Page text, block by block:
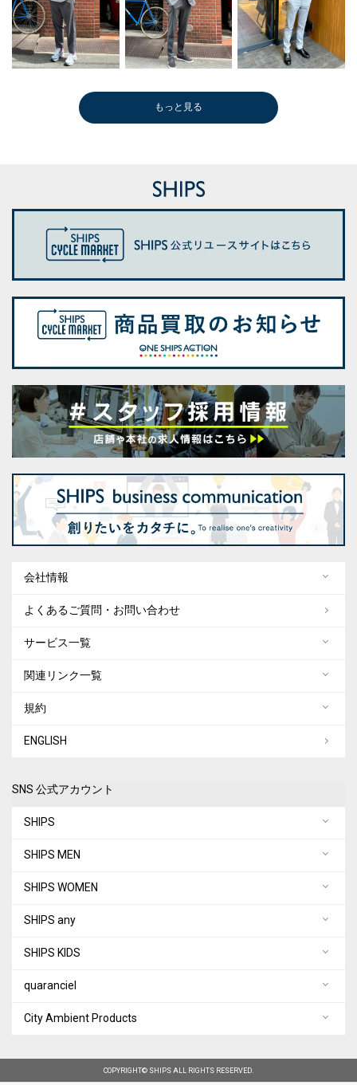
もっと見る
会社情報
よくあるご質問・お問い合わせ
サービス一覧
関連リンク一覧
規約
ENGLISH
SNS 公式アカウント
SHIPS
SHIPS MEN
SHIPS WOMEN
SHIPS any
SHIPS KIDS
quaranciel
City Ambient Products
COPYRIGHT© SHIPS ALL RIGHTS RESERVED.